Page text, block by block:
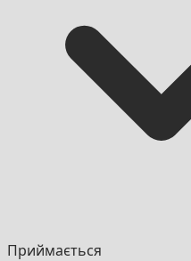
Приймається